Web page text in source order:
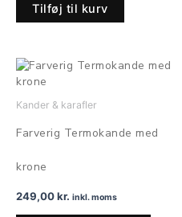
Tilføj til kurv
Kander & karafler
Farverig Termokande med
krone
249,00kr. inkl. moms
Dette